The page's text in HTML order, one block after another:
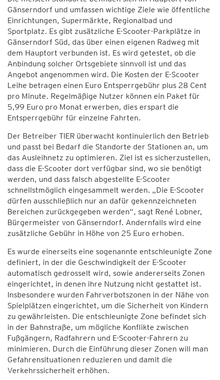
Gänserndorf und umfassen wichtige Ziele wie öffentliche
Einrichtungen, Supermärkte, Regionalbad und
Sportplatz. Es gibt zusätzliche E-Scooter-Parkplätze in
Gänserndorf Süd, das über einen eigenen Radweg mit
dem Hauptort verbunden ist. Es wird getestet, ob die
Anbindung solcher Ortsgebiete sinnvoll ist und das
Angebot angenommen wird. Die Kosten der E-Scooter
Leihe betragen einen Euro Entsperrgebühr plus 28 Cent
pro Minute. Regelmäßige Nutzer können ein Paket für
5,99 Euro pro Monat erwerben, dies erspart die
Entsperrgebühr für einzelne Fahrten.
Der Betreiber TIER überwacht kontinuierlich den Betrieb
und passt bei Bedarf die Standorte der Stationen an, um
das Ausleihnetz zu optimieren. Ziel ist es sicherzustellen,
dass die E-Scooter dort verfügbar sind, wo sie benötigt
werden, und dass falsch abgestellte E-Scooter
schnellstmöglich eingesammelt werden. „Die E-Scooter
dürfen ausschließlich nur an dafür gekennzeichneten
Bereichen zurückgegeben werden“, sagt René Lobner,
Bürgermeister von Gänserndorf. Andernfalls wird eine
zusätzliche Gebühr in Höhe von 25 Euro erhoben.
Es wurde einerseits eine sogenannte entschleunigte Zone
definiert, in der die Geschwindigkeit der E-Scooter
automatisch gedrosselt wird, sowie andererseits Zonen
eingerichtet, in denen ihre Nutzung nicht gestattet ist.
Insbesondere wurden Fahrverbotszonen in der Nähe von
Spielplätzen eingerichtet, um die Sicherheit von Kindern
zu gewährleisten. Die entschleunigte Zone befindet sich
in der Bahnstraße, um mögliche Konflikte zwischen
Fußgängern, Radfahrern und E-Scooter-Fahrern zu
minimieren. Durch die Einführung dieser Zonen will man
Gefahrensituationen reduzieren und damit die
Verkehrssicherheit erhöhen.